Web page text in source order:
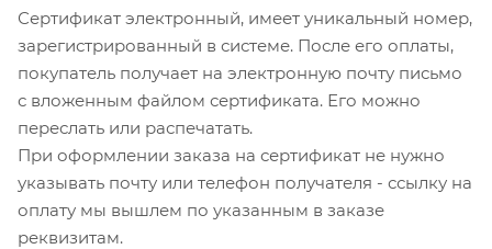
Сертификат электронный, имеет уникальный номер,
зарегистрированный в системе. После его оплаты,
покупатель получает на электронную почту письмо
с вложенным файлом сертификата. Его можно
переслать или распечатать.
При оформлении заказа на сертификат не нужно
указывать почту или телефон получателя - ссылку на
оплату мы вышлем по указанным в заказе
реквизитам.